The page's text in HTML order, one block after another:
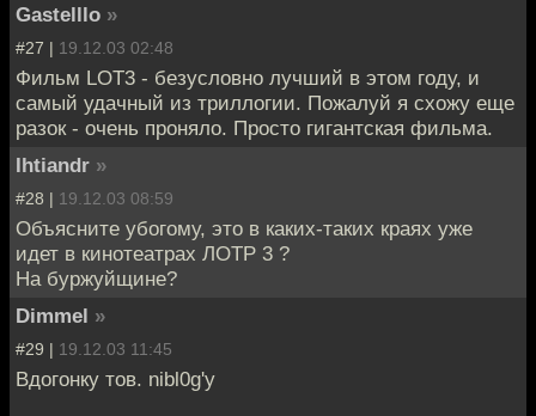
Gastelllo »
#27 | 19.12.03 02:48
Фильм LOT3 - безусловно лучший в этом году, и
самый удачный из триллогии. Пожалуй я схожу еще
разок - очень проняло. Просто гигантская фильма.
Ihtiandr »
#28 | 19.12.03 08:59
Объясните убогому, это в каких-таких краях уже
идет в кинотеатрах ЛОТР 3 ?
На буржуйщине?
Dimmel »
#29 | 19.12.03 11:45
Вдогонку тов. nibl0g'у